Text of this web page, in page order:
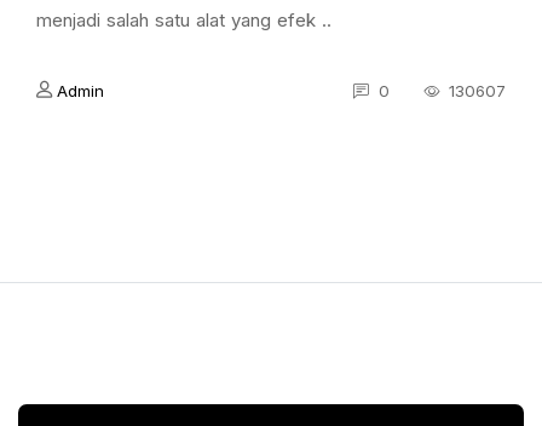
menjadi salah satu alat yang efek ..
Admin 0 130607